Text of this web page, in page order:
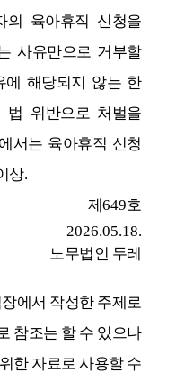
의 육아휴직 신청을
사유만으로 거부할
에 해당되지 않는 한
법 위반으로 처벌을
서는 육아휴직 신청
상.
제649호
2026.05.18.
노무법인 두레
에서 작성한 주제로
참조는 할 수 있으나
한 자료로 사용할 수